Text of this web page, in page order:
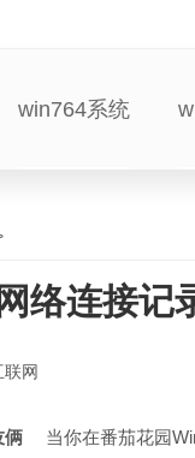
win764系统
络连接
联网
俩 当你在番茄花园